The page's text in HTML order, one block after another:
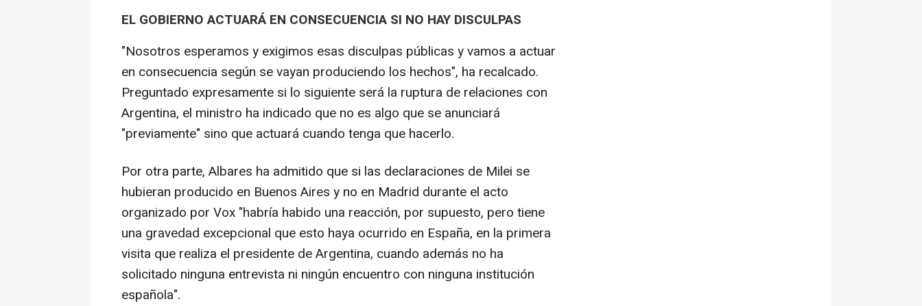
EL GOBIERNO ACTUARÁ EN CONSECUENCIA SI NO HAY DISCULPAS
"Nosotros esperamos y exigimos esas disculpas públicas y vamos a actuar
en consecuencia según se vayan produciendo los hechos", ha recalcado.
Preguntado expresamente si lo siguiente será la ruptura de relaciones con
Argentina, el ministro ha indicado que no es algo que se anunciará
"previamente" sino que actuará cuando tenga que hacerlo.
Por otra parte, Albares ha admitido que si las declaraciones de Milei se
hubieran producido en Buenos Aires y no en Madrid durante el acto
organizado por Vox "habría habido una reacción, por supuesto, pero tiene
una gravedad excepcional que esto haya ocurrido en España, en la primera
visita que realiza el presidente de Argentina, cuando además no ha
solicitado ninguna entrevista ni ningún encuentro con ninguna institución
española".